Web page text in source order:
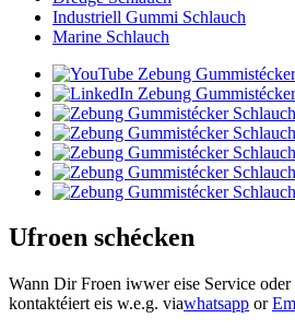
Industriell Gummi Schlauch
Marine Schlauch
Ufroen schécken
Wann Dir Froen iwwer eise Service oder
kontaktéiert eis w.e.g. viawhatsapp or